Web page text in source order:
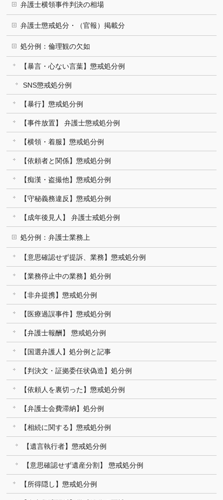
弁護士横領事件判決の相場
弁護士懲戒処分・（官報）掲載分
処分例：倫理観の欠如
【暴言・心ない言葉】懲戒処分例
SNS懲戒処分例
【暴行】懲戒処分例
【事件放置】 弁護士懲戒処分例
【横領・着服】懲戒処分例
【依頼者と関係】懲戒処分例
【痴漢・盗撮他】懲戒処分例
【守秘義務違反】懲戒処分例
【成年後見人】 弁護士戒処分例
処分例：弁護士業務上
【意思確認せず提訴、業務】懲戒処分例
【業務停止中の業務】処分例
【非弁提携】懲戒処分例
【医療過誤事件】懲戒処分例
【弁護士報酬】 懲戒処分例
【国選弁護人】処分例と記事
【判決文・証拠委任状偽造】処分例
【依頼人を裏切った】懲戒処分例
【弁護士会費滞納】処分例
【相続に関する】懲戒処分例
【遺言執行者】懲戒処分例
【意思確認せず遺産分割】 懲戒処分例
【所得隠し】懲戒処分例